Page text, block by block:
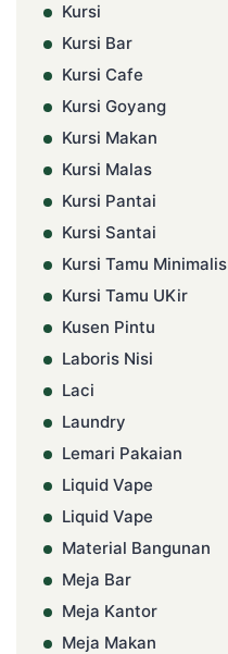
Kursi
Kursi Bar
Kursi Cafe
Kursi Goyang
Kursi Makan
Kursi Malas
Kursi Pantai
Kursi Santai
Kursi Tamu Minimalis
Kursi Tamu UKir
Kusen Pintu
Laboris Nisi
Laci
Laundry
Lemari Pakaian
Liquid Vape
Liquid Vape
Material Bangunan
Meja Bar
Meja Kantor
Meja Makan